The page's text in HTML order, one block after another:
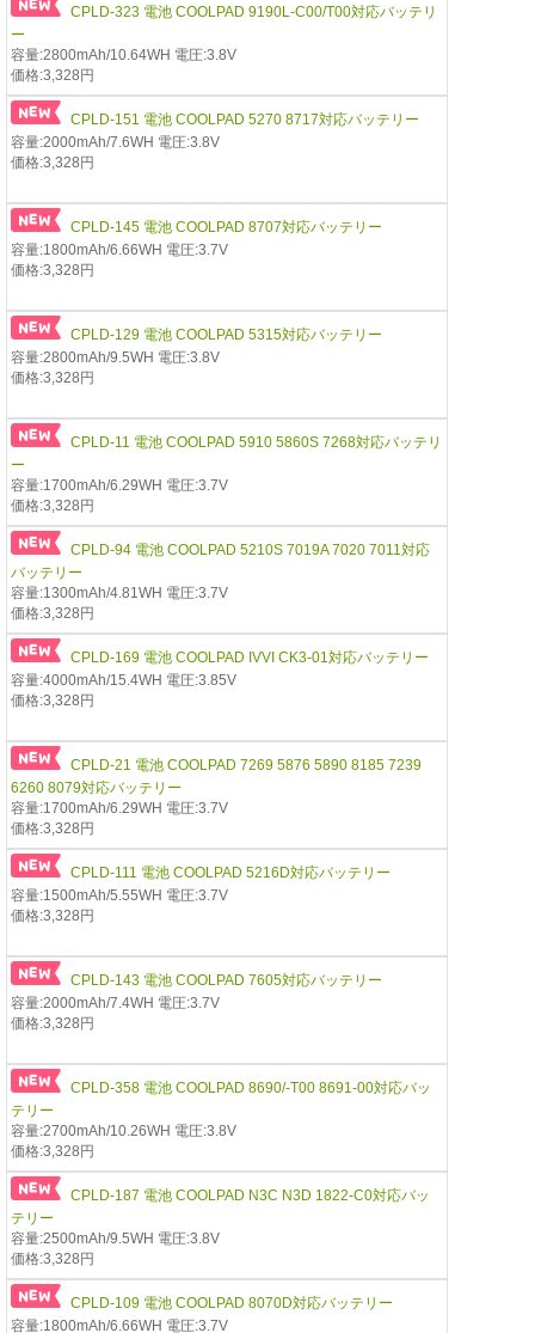
CPLD-323 電池 COOLPAD 9190L-C00/T00対応バッテリ
ー
容量:2800mAh/10.64WH 電圧:3.8V
価格:3,328円
CPLD-151 電池 COOLPAD 5270 8717対応バッテリー
容量:2000mAh/7.6WH 電圧:3.8V
価格:3,328円
CPLD-145 電池 COOLPAD 8707対応バッテリー
容量:1800mAh/6.66WH 電圧:3.7V
価格:3,328円
CPLD-129 電池 COOLPAD 5315対応バッテリー
容量:2800mAh/9.5WH 電圧:3.8V
価格:3,328円
CPLD-11 電池 COOLPAD 5910 5860S 7268対応バッテリ
ー
容量:1700mAh/6.29WH 電圧:3.7V
価格:3,328円
CPLD-94 電池 COOLPAD 5210S 7019A 7020 7011対応
バッテリー
容量:1300mAh/4.81WH 電圧:3.7V
価格:3,328円
CPLD-169 電池 COOLPAD IVVI CK3-01対応バッテリー
容量:4000mAh/15.4WH 電圧:3.85V
価格:3,328円
CPLD-21 電池 COOLPAD 7269 5876 5890 8185 7239
6260 8079対応バッテリー
容量:1700mAh/6.29WH 電圧:3.7V
価格:3,328円
CPLD-111 電池 COOLPAD 5216D対応バッテリー
容量:1500mAh/5.55WH 電圧:3.7V
価格:3,328円
CPLD-143 電池 COOLPAD 7605対応バッテリー
容量:2000mAh/7.4WH 電圧:3.7V
価格:3,328円
CPLD-358 電池 COOLPAD 8690/-T00 8691-00対応バッ
テリー
容量:2700mAh/10.26WH 電圧:3.8V
価格:3,328円
CPLD-187 電池 COOLPAD N3C N3D 1822-C0対応バッ
テリー
容量:2500mAh/9.5WH 電圧:3.8V
価格:3,328円
CPLD-109 電池 COOLPAD 8070D対応バッテリー
容量:1800mAh/6.66WH 電圧:3.7V